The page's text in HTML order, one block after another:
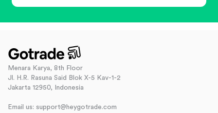
Menara Karya, 8th Floor
Jl. H.R. Rasuna Said Blok X-5 Kav-1-2
Jakarta 12950, Indonesia
Email us: support@heygotrade.com